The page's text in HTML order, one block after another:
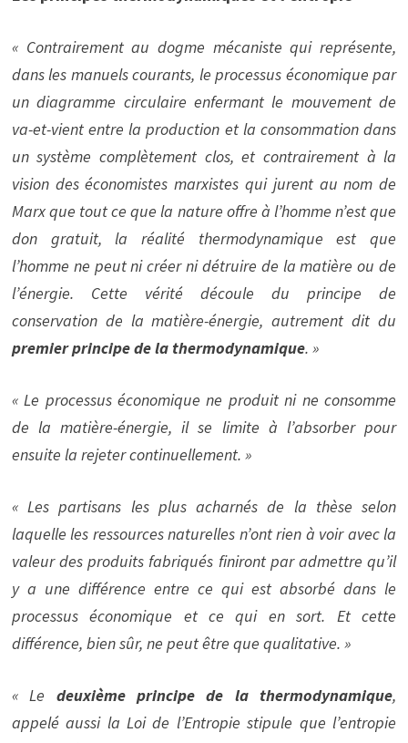
« Contrairement au dogme mécaniste qui représente,
dans les manuels courants, le processus économique par
un diagramme circulaire enfermant le mouvement de
va-et-vient entre la production et la consommation dans
un système complètement clos, et contrairement à la
vision des économistes marxistes qui jurent au nom de
Marx que tout ce que la nature offre à l’homme n’est que
don gratuit, la réalité thermodynamique est que
l’homme ne peut ni créer ni détruire de la matière ou de
l’énergie. Cette vérité découle du principe de
conservation de la matière-énergie, autrement dit du
premier principe de la thermodynamique. »
« Le processus économique ne produit ni ne consomme
de la matière-énergie, il se limite à l’absorber pour
ensuite la rejeter continuellement. »
« Les partisans les plus acharnés de la thèse selon
laquelle les ressources naturelles n’ont rien à voir avec la
valeur des produits fabriqués finiront par admettre qu’il
y a une différence entre ce qui est absorbé dans le
processus économique et ce qui en sort. Et cette
différence, bien sûr, ne peut être que qualitative. »
« Le deuxième principe de la thermodynamique,
appelé aussi la Loi de l’Entropie stipule que l’entropie